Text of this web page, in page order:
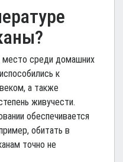
место среди домашних
к
а также
живучести.
обеспечивается
обитать в
точно не